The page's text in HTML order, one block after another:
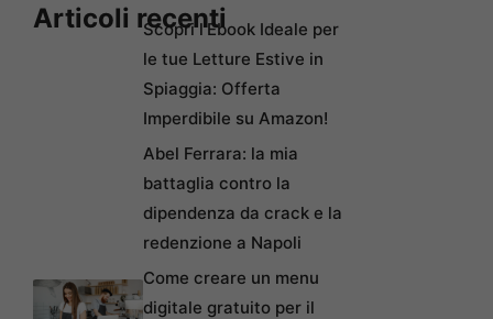
Articoli recentiScopri l’Ebook Ideale per
le tue Letture Estive in
Spiaggia: Offerta
Imperdibile su Amazon!
Abel Ferrara: la mia
battaglia contro la
dipendenza da crack e la
redenzione a Napoli
Come creare un menu
digitale gratuito per il